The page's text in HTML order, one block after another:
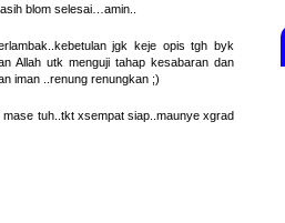
blom selesai…amin..
jgk keje opis tgh byk
Allah utk menguji tahap kesabaran dan
iman ..renung renungkan ;)
tuh..tkt xsempat siap..maunye xgrad